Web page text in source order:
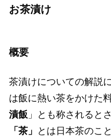
お茶漬け
概要
茶漬けについての解説
は飯に熱い茶をかけた
漬飯」とも称されると
「茶」
とは日本茶のこ